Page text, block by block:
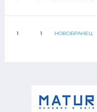
1 1 НОВОБРАНЕЦ